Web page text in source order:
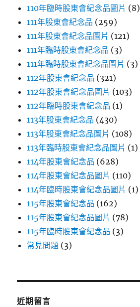
110年臨時股東會紀念品圖片 (8)
111年股東會紀念品 (259)
111年股東會紀念品圖片 (121)
111年臨時股東會紀念品 (3)
111年臨時股東會紀念品圖片 (3)
112年股東會紀念品 (321)
112年股東會紀念品圖片 (103)
112年臨時股東會紀念品 (1)
113年股東會紀念品 (430)
113年股東會紀念品圖片 (108)
113年臨時股東會紀念品圖片 (1)
114年股東會紀念品 (628)
114年股東會紀念品圖片 (110)
114年臨時股東會紀念品圖片 (1)
115年股東會紀念品 (162)
115年股東會紀念品圖片 (78)
115年臨時股東會紀念品 (3)
常見問題 (3)
近期留言